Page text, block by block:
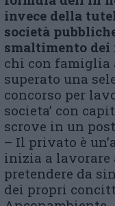
invece della
società
smaltimento
chi con famiglia
superato una
concorso per
societa’ con
scrove in un
– Il privato è
inizia a lavorare
pretendere da
dei propri